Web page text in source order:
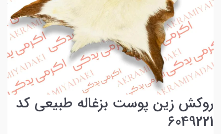
روکش زین پوست بزغاله طبیعی کد
6049221